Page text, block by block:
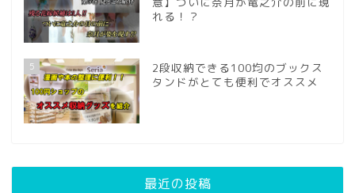
れる！？
5
2段収納できる100均のブックス
タンドがとても便利でオススメ
最近の投稿